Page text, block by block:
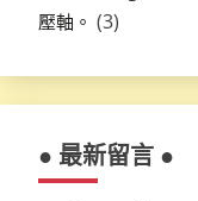
壓軸。 (3)
● 最新留言 ●